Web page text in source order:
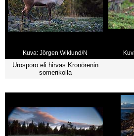
Kuva: Jörgen Wiklund/N
Urosporo eli hirvas Kronörenin
somerikolla